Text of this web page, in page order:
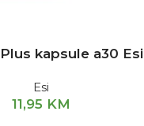
kapsule a30 Esi
Esi
11,95 KM